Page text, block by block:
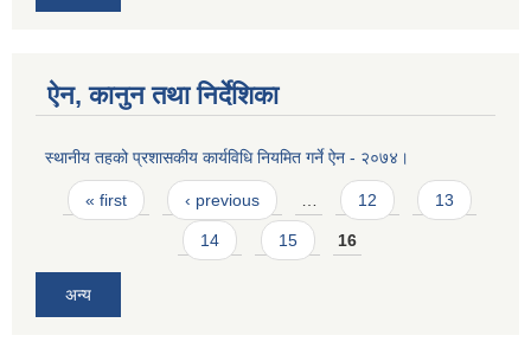
ऐन, कानुन तथा निर्देशिका
स्थानीय तहको प्रशासकीय कार्यविधि नियमित गर्ने ऐन - २०७४।
Pages
« first ‹ previous 12 13
14 15 16
अन्य